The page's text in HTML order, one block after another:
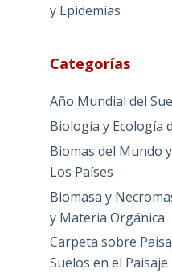
y Epidemias
Categorías
Año Mundial del
Biología y Ecología
Biomas del Mundo
Los Países
Biomasa y
y Materia Orgánica
Carpeta sobre
Suelos en el Paisaje